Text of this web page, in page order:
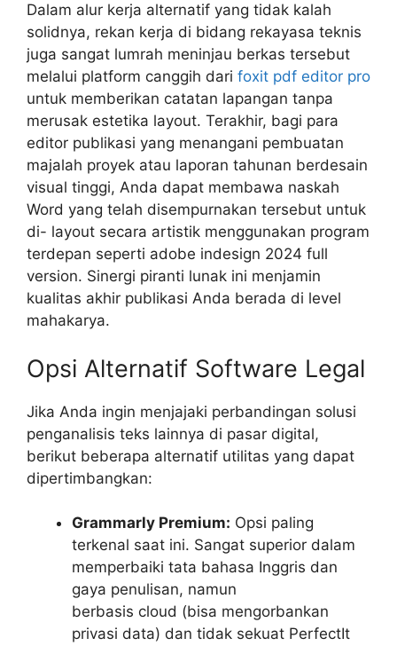
Dalam alur kerja alternatif yang tidak kalah
solidnya, rekan kerja di bidang rekayasa teknis
juga sangat lumrah meninjau berkas tersebut
melalui platform canggih dari foxit pdf editor pro
untuk memberikan catatan lapangan tanpa
merusak estetika layout. Terakhir, bagi para
editor publikasi yang menangani pembuatan
majalah proyek atau laporan tahunan berdesain
visual tinggi, Anda dapat membawa naskah
Word yang telah disempurnakan tersebut untuk
di- layout secara artistik menggunakan program
terdepan seperti adobe indesign 2024 full
version. Sinergi piranti lunak ini menjamin
kualitas akhir publikasi Anda berada di level
mahakarya.
Opsi Alternatif Software Legal
Jika Anda ingin menjajaki perbandingan solusi
penganalisis teks lainnya di pasar digital,
berikut beberapa alternatif utilitas yang dapat
dipertimbangkan:
Grammarly Premium: Opsi paling
terkenal saat ini. Sangat superior dalam
memperbaiki tata bahasa Inggris dan
gaya penulisan, namun
berbasis cloud (bisa mengorbankan
privasi data) dan tidak sekuat PerfectIt